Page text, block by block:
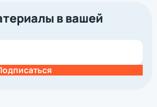
в вашей